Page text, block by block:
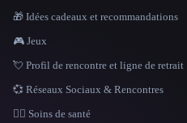
🎁 Idées cadeaux et recommandations
🎮 Jeux
💘 Profil de rencontre et ligne de retrait
💞 Réseaux Sociaux & Rencontres
👩‍⚕️ Soins de santé